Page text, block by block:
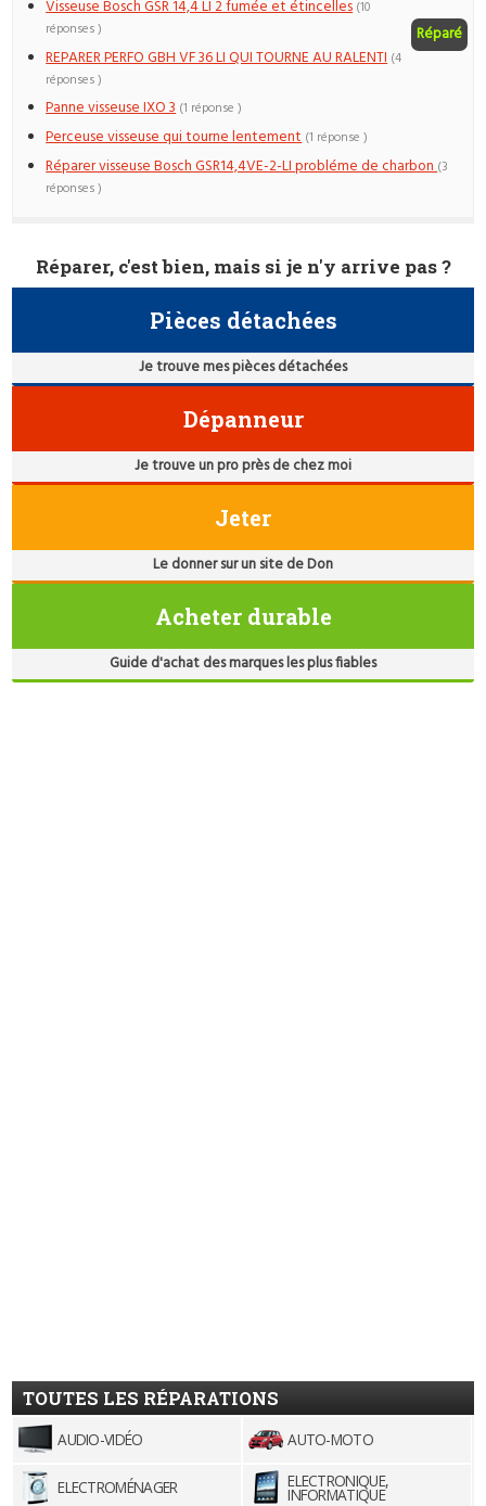
Visseuse Bosch GSR 14,4 LI 2 fumée et étincelles
Réparé
(10
réponses )
REPARER PERFO GBH VF 36 LI QUI TOURNE AU RALENTI (4
réponses )
Panne visseuse IXO 3 (1 réponse )
Perceuse visseuse qui tourne lentement (1 réponse )
Réparer visseuse Bosch GSR14,4VE-2-LI probléme de charbon(3
réponses )
Réparer, c'est bien, mais si je n'y arrive pas ?
Pièces détachées
Je trouve mes pièces détachées
Dépanneur
Je trouve un pro près de chez moi
Jeter
Le donner sur un site de Don
Acheter durable
Guide d'achat des marques les plus fiables
TOUTES LES RÉPARATIONS
AUDIO-VIDÉO AUTO-MOTO
ELECTROMÉNAGER ELECTRONIQUE,
INFORMATIQUE